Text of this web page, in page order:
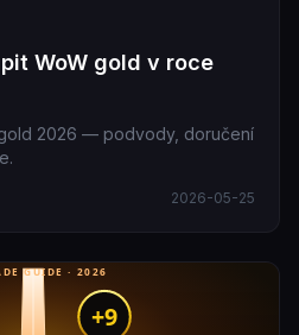
WoW gold v roce
2026 — podvody, doručení
2026-05-25